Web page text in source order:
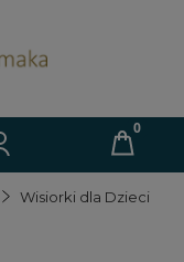
Wisiorki dla Dzieci